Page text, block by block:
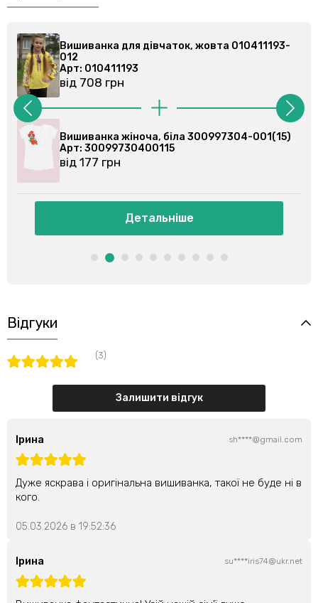
Вишиванка для дівчаток, жовта 010411193-
012
Арт: 010411193
від 708 грн
Вишиванка жіноча, біла 300997304-001(8)
Арт: 3009973040018
від 177 грн
Детальніше
Відгуки
(3)
Залишити відгук
Ірина sh****@gmail.com
Дуже яскрава і оригінальна вишиванка, такої не буде ні в
кого.
05.03.2026 в 19:52:36
Ірина su****iris74@ukr.net